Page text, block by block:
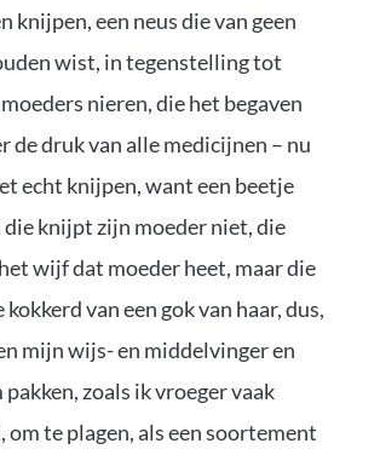
knijpen, een neus die van geen
wist, in tegenstelling tot
nieren, die het begaven
de druk van alle medicijnen – nu
echt knijpen, want een beetje
die knijpt zijn moeder niet, die
wijf dat moeder heet, maar die
kokkerd van een gok van haar, dus,
mijn wijs- en middelvinger en
zoals ik vroeger vaak
om te plagen, als een soortement